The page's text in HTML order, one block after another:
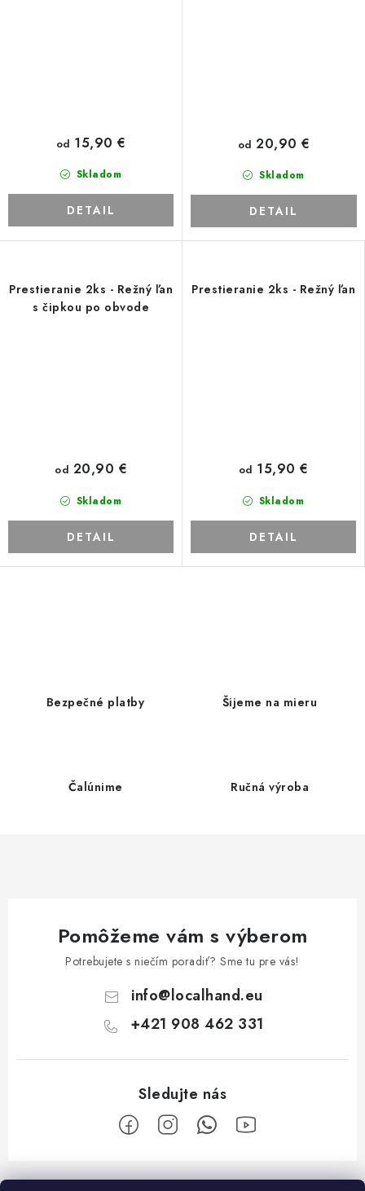
Skladom
od 15,90 €
DETAIL
Skladom
od 20,90 €
DETAIL
Prestieranie 2ks - Režný ľan
s čipkou po obvode
Skladom
od 20,90 €
DETAIL
Prestieranie 2ks - Režný ľan
Skladom
od 15,90 €
DETAIL
Bezpečné platby Šijeme na mieru
Čalúnime Ručná výroba
Pomôžeme vám s výberom
Potrebujete s niečím poradiť? Sme tu pre vás!
info@localhand.eu
+421 908 462 331
Z